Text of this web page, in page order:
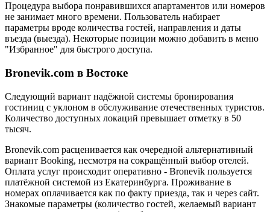
Процедура выбора понравившихся апартаментов или номеров
не занимает много времени. Пользователь набирает
параметры вроде количества гостей, направления и даты
въезда (выезда). Некоторые позиции можно добавить в меню
"Избранное" для быстрого доступа.
Bronevik.com в Востоке
Следующий вариант надёжной системы бронирования
гостиниц с уклоном в обслуживание отечественных туристов.
Количество доступных локаций превышает отметку в 50
тысяч.
Bronevik.com расценивается как очередной альтернативный
вариант Booking, несмотря на сокращённый выбор отелей.
Оплата услуг происходит оперативно - Bronevik пользуется
платёжной системой из Екатеринбурга. Проживание в
номерах оплачивается как по факту приезда, так и через сайт.
Знакомые параметры (количество гостей, желаемый вариант